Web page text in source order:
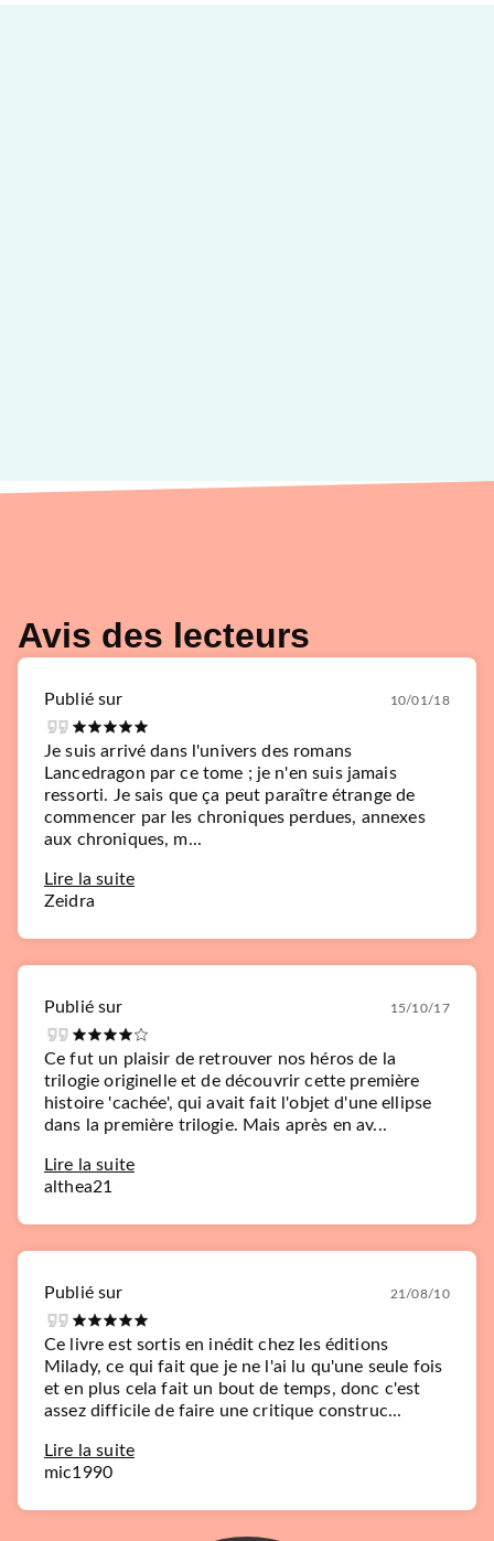
Avis des lecteurs
Publié sur 10/01/18
Je suis arrivé dans l'univers des romans
Lancedragon par ce tome ; je n'en suis jamais
ressorti. Je sais que ça peut paraître étrange de
commencer par les chroniques perdues, annexes
aux chroniques, m...
Lire la suite
Zeidra
Publié sur 15/10/17
Ce fut un plaisir de retrouver nos héros de la
trilogie originelle et de découvrir cette première
histoire 'cachée', qui avait fait l'objet d'une ellipse
dans la première trilogie. Mais après en av...
Lire la suite
althea21
Publié sur 21/08/10
Ce livre est sortis en inédit chez les éditions
Milady, ce qui fait que je ne l'ai lu qu'une seule fois
et en plus cela fait un bout de temps, donc c'est
assez difficile de faire une critique construc...
Lire la suite
mic1990